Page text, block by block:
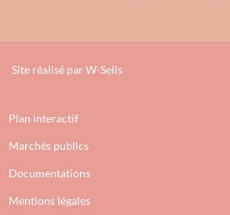
Site réalisé par W-Seils
Plan interactif
Marchés publics
Documentations
Mentions légales